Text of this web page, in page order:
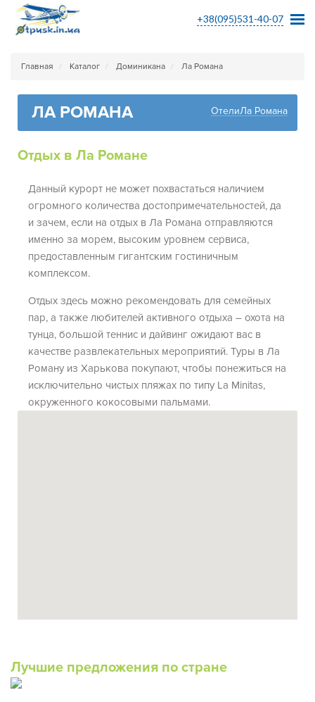
+38(095)531-40-07
Главная Каталог Доминикана Ла Романа
ЛА РОМАНА ОтелиЛа Романа
Отдых в Ла Романе
Данный курорт не может похвастаться наличием
огромного количества достопримечательностей, да
и зачем, если на отдых в Ла Романа отправляются
именно за морем, высоким уровнем сервиса,
предоставленным гигантским гостиничным
комплексом.
Отдых здесь можно рекомендовать для семейных
пар, а также любителей активного отдыха – охота на
тунца, большой теннис и дайвинг ожидают вас в
качестве развлекательных мероприятий. Туры в Ла
Роману из Харькова покупают, чтобы понежиться на
исключительно чистых пляжах по типу La Minitas,
окруженного кокосовыми пальмами.
Лучшие предложения по стране